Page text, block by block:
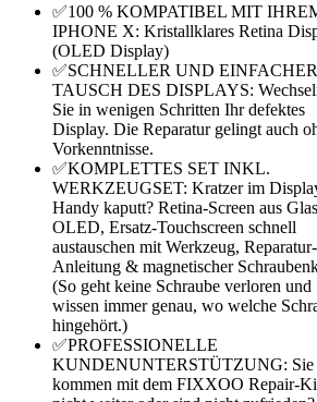
✅100 % KOMPATIBEL MIT
IPHONE X: Kristallklares Retina
(OLED Display)
✅SCHNELLER UND EINFACHER
TAUSCH DES DISPLAYS:
Sie in wenigen Schritten Ihr defektes
Display. Die Reparatur gelingt auch
Vorkenntnisse.
✅KOMPLETTES SET INKL.
WERKZEUGSET: Kratzer im
Handy kaputt? Retina-Screen aus
OLED, Ersatz-Touchscreen schnell
austauschen mit Werkzeug, Reparatur-
Anleitung & magnetischer
(So geht keine Schraube verloren und
wissen immer genau, wo welche
hingehört.)
✅PROFESSIONELLE
KUNDENUNTERSTÜTZUNG: Sie
kommen mit dem FIXXOO Repair-